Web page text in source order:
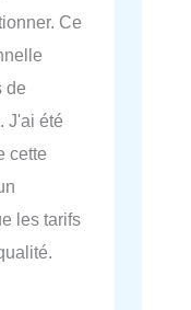
Ce
de
J'ai été
cette
les tarifs